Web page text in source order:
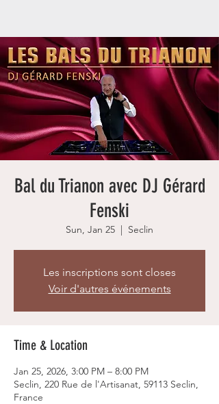
Bal du Trianon avec DJ Gérard
Fenski
Sun, Jan 25
  |
Seclin
Les inscriptions sont closes
Voir d'autres événements
Time & Location
Jan 25, 2026, 3:00 PM – 8:00 PM
Seclin, 220 Rue de l'Artisanat, 59113 Seclin,
France